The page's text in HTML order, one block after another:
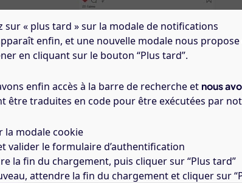
sur « plus tard » sur la modale de notifications
enfin, et une nouvelle modale nous propose
en cliquant sur le bouton “Plus tard”.
enfin accès à la barre de recherche et nous
être traduites en code pour être exécutées par
la modale cookie
valider le formulaire d’authentification
la fin du chargement, puis cliquer sur “Plus tard”
attendre la fin du chargement et cliquer sur